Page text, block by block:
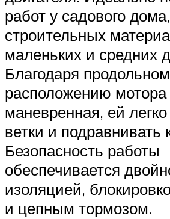
работ у садового
строительных
маленьких и средних
Благодаря
расположению
маневренная, ей
ветки и подравнивать
Безопасность работы
обеспечивается
изоляцией,
и цепным тормозом.